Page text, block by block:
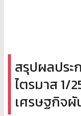
สรุปผลประ
ไตรมาส 1/
เศรษฐกิจ